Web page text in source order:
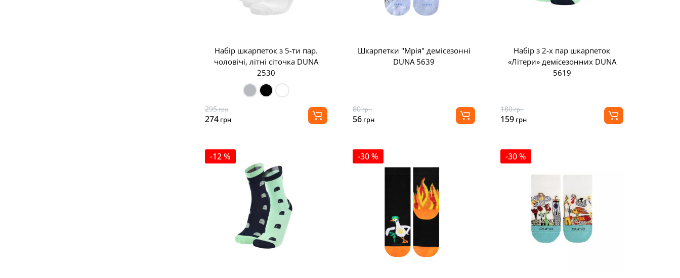
Набір шкарпеток з 5-ти пар.
чоловічі, літні сіточка DUNA
2530
295грн
274грн
Шкарпетки "Мрія" демісезонні
DUNA 5639
80грн
56грн
Набір з 2-х пар шкарпеток
«Літери» демісезонних DUNA
5619
180грн
159 грн
-12 % -30 % -30 %